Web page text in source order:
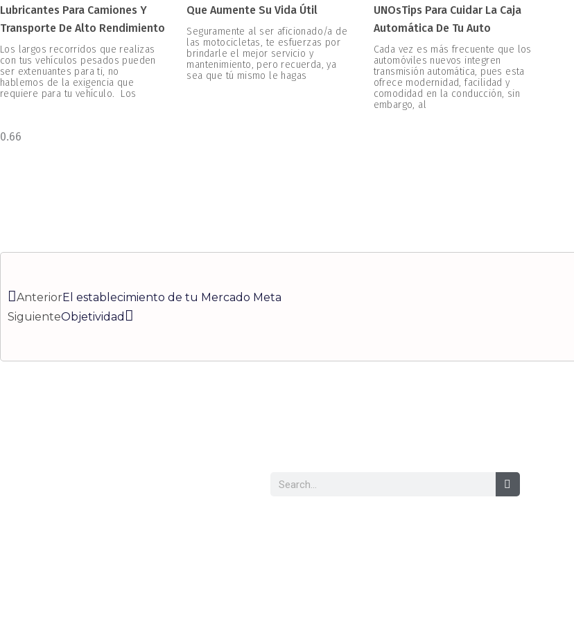
Lubricantes Para Camiones Y
Transporte De Alto Rendimiento
Los largos recorridos que realizas
con tus vehículos pesados pueden
ser extenuantes para ti, no
hablemos de la exigencia que
requiere para tu vehículo. Los
Que Aumente Su Vida Útil
Seguramente al ser aficionado/a de
las motocicletas, te esfuerzas por
brindarle el mejor servicio y
mantenimiento, pero recuerda, ya
sea que tú mismo le hagas
UNOsTips Para Cuidar La Caja
Automática De Tu Auto
Cada vez es más frecuente que los
automóviles nuevos integren
transmisión automática, pues esta
ofrece modernidad, facilidad y
comodidad en la conducción, sin
embargo, al
AnteriorEl establecimiento de tu Mercado Meta
SiguienteObjetividad
Buscar